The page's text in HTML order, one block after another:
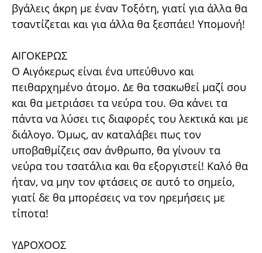
βγάλεις άκρη με έναν Τοξότη, γιατί για άλλα θα
τσαντίζεται και για άλλα θα ξεσπάει! Υπομονή!
ΑΙΓΟΚΕΡΩΣ
Ο Αιγόκερως είναι ένα υπεύθυνο και
πειθαρχημένο άτομο. Δε θα τσακωθεί μαζί σου
και θα μετριάσει τα νεύρα του. Θα κάνει τα
πάντα να λύσει τις διαφορές του λεκτικά και με
διάλογο. Όμως, αν καταλάβει πως τον
υποβαθμίζεις σαν άνθρωπο, θα γίνουν τα
νεύρα του τσατάλια και θα εξοργιστεί! Καλό θα
ήταν, να μην τον φτάσεις σε αυτό το σημείο,
γιατί δε θα μπορέσεις να τον ηρεμήσεις με
τίποτα!
ΥΔΡΟΧΟΟΣ